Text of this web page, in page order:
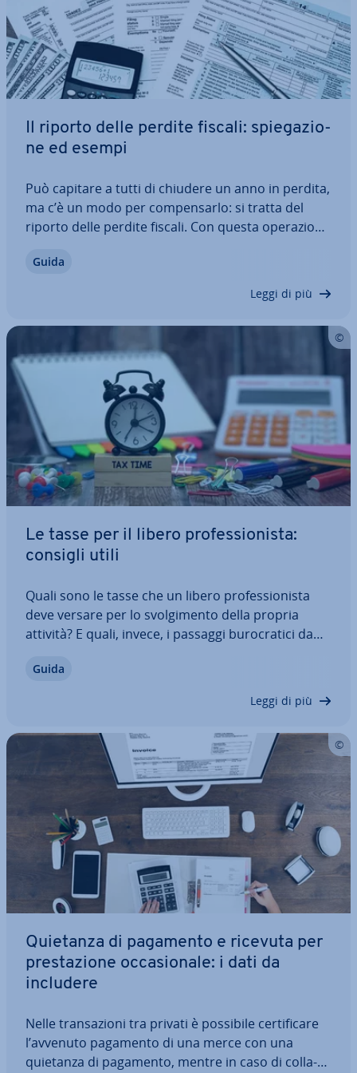
Il riporto delle perdite fiscali: spie­ga­zio­
ne ed esempi
Può capitare a tutti di chiudere un anno in perdita,
ma c’è un modo per com­pen­sar­lo: si tratta del
riporto delle perdite fiscali. Con questa ope­ra­zio­ne
periodi suc­ces­si­vi la perdita che hanno sofferto
Guida
Leggi di più
Le tasse per il libero pro­fes­sio­ni­sta:
consigli utili
Quali sono le tasse che un libero pro­fes­sio­ni­sta
deve versare per lo svol­gi­men­to della propria
attività? E quali, invece, i passaggi bu­ro­cra­ti­ci da
sulle spese e pagare quindi meno tasse? In questo
Guida
Leggi di più
Quietanza di pagamento e ricevuta per
pre­sta­zio­ne oc­ca­sio­na­le: i dati da
includere
Nelle tran­sa­zio­ni tra privati è possibile cer­ti­fi­ca­re
l’avvenuto pagamento di una merce con una
quietanza di pagamento, mentre in caso di col­la­